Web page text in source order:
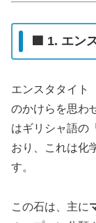
🟦 1. エン
エンスタタイト
のかけらを思わ
はギリシャ語の
おり、これは化
す。
この石は、主に